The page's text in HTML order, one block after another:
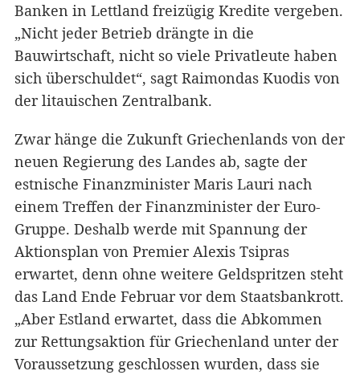
Banken in Lettland freizügig Kredite vergeben.
„Nicht jeder Betrieb drängte in die
Bauwirtschaft, nicht so viele Privatleute haben
sich überschuldet“, sagt Raimondas Kuodis von
der litauischen Zentralbank.
Zwar hänge die Zukunft Griechenlands von der
neuen Regierung des Landes ab, sagte der
estnische Finanzminister Maris Lauri nach
einem Treffen der Finanzminister der Euro-
Gruppe. Deshalb werde mit Spannung der
Aktionsplan von Premier Alexis Tsipras
erwartet, denn ohne weitere Geldspritzen steht
das Land Ende Februar vor dem Staatsbankrott.
„Aber Estland erwartet, dass die Abkommen
zur Rettungsaktion für Griechenland unter der
Voraussetzung geschlossen wurden, dass sie